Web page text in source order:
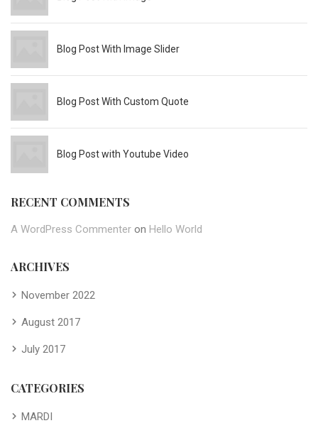
Blog Post With Image Slider
Blog Post With Custom Quote
Blog Post with Youtube Video
RECENT COMMENTS
A WordPress Commenter on Hello World
ARCHIVES
November 2022
August 2017
July 2017
CATEGORIES
MARDI